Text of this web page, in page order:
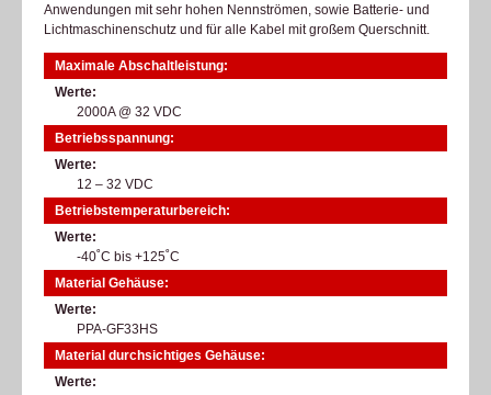
Anwendungen mit sehr hohen Nennströmen, sowie Batterie- und
Lichtmaschinenschutz und für alle Kabel mit großem Querschnitt.
Maximale Abschaltleistung:
Werte
2000A @ 32 VDC
Betriebsspannung:
Werte
12 – 32 VDC
Betriebstemperaturbereich:
Werte
-40˚C bis +125˚C
Material Gehäuse:
Werte
PPA-GF33HS
Material durchsichtiges Gehäuse:
Werte